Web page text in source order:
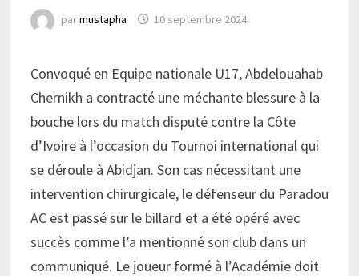
parmustapha 10 septembre 2024
Convoqué en Equipe nationale U17, Abdelouahab
Chernikh a contracté une méchante blessure à la
bouche lors du match disputé contre la Côte
d’Ivoire à l’occasion du Tournoi international qui
se déroule à Abidjan. Son cas nécessitant une
intervention chirurgicale, le défenseur du Paradou
AC est passé sur le billard et a été opéré avec
succès comme l’a mentionné son club dans un
communiqué. Le joueur formé à l’Académie doit